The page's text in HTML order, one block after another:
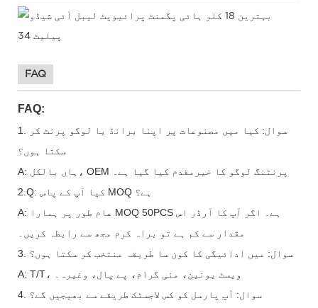
FAQ
FAQ:
1. سوال: کیا میں مصنوعات پر اپنا برانڈ یا لوگو پرنٹ کر
سکتا ہوں؟
A: ہاں بالکل، OEM پرنٹنگ لوگو کا خیرمقدم کیا گیا ہے۔
2.Q: کیا آپ کے پاس MOQ ہے؟
A: عام طور پر ہمارا MOQ 50PCS ہے۔ اگر آپ کا آرڈر اس
مقدار سے کم ہے تو براہ کرم مجھ سے رابطہ کریں۔
3. سوال: میں ادائیگی کا کون سا طریقہ منتخب کر سکتا ہوں؟
A: T/T، ویسٹ یونین، منی گرام، پے پال، وغیرہ۔
4. سوال: آپ پارسل کو کس لاجسٹک طریقے سے بھیجیں گے؟